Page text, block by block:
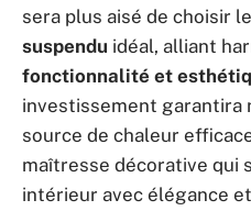
sera plus aisé de choisir le
suspendu idéal, alliant
fonctionnalité et
investissement garantira
source de chaleur
maîtresse décorative qui
intérieur avec élégance